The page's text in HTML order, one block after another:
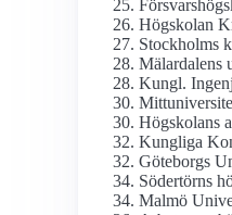
Högskolan
Stockholms
Mälardalens
Kungl.
Högskolans
Kungliga
Göteborgs
Södertörns
Malmö